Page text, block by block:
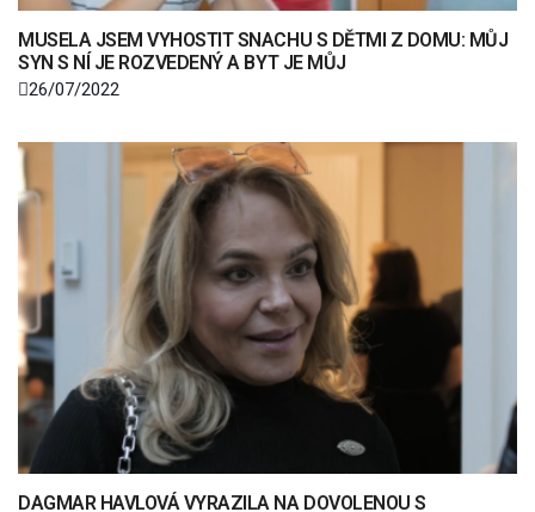
MUSELA JSEM VYHOSTIT SNACHU S DĚTMI Z DOMU: MŮJ
SYN S NÍ JE ROZVEDENÝ A BYT JE MŮJ
26/07/2022
DAGMAR HAVLOVÁ VYRAZILA NA DOVOLENOU S